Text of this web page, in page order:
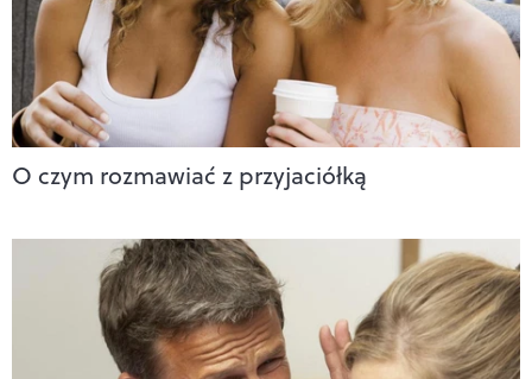
O czym rozmawiać z przyjaciółką